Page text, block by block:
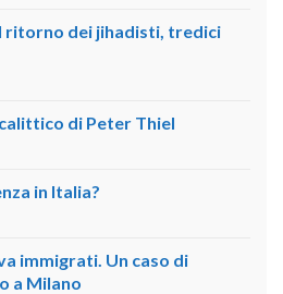
ritorno dei jihadisti, tredici
di Peter Thiel
in Italia?
immigrati. Un caso di
a Milano